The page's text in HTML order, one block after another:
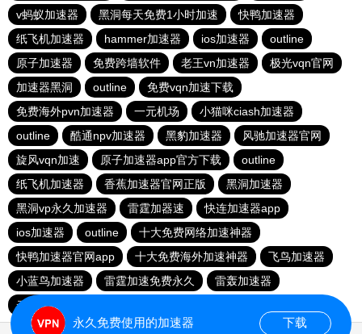
v蚂蚁加速器
黑洞每天免费1小时加速
快鸭加速器
纸飞机加速器
hammer加速器 ios加速器
outline
原子加速器
免费跨墙软件 老王vn加速器
极光vqn官网
加速器黑洞
outline
免费vqn加速下载
免费海外pvn加速器
一元机场
小猫咪ciash加速器
outline
酷通npv加速器 黑豹加速器
风驰加速器官网
旋风vqn加速
原子加速器app官方下载
outline
纸飞机加速器
香蕉加速器官网正版
黑洞加速器
黑洞vp永久加速器
雷霆加器速
快连加速器app
ios加速器
outline
十大免费网络加速神器
快鸭加速器官网app
十大免费海外加速神器
飞鸟加速器
小蓝鸟加速器
雷霆加速免费永久
雷轰加速器
云帆加速器
永久免费使用的加速器 下载